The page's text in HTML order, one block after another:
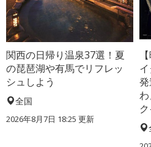
関西の日帰り温泉37選！夏
の琵琶湖や有馬でリフレッ
シュしよう
全国
2026年8月7日 18:25 更新